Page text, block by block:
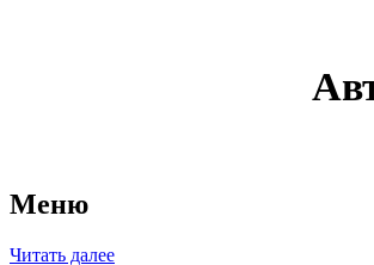
Меню
Читать далее